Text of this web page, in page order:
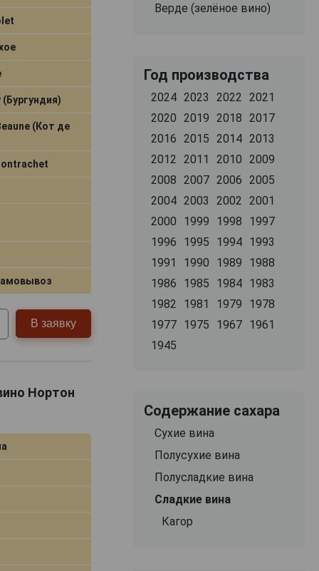
(Бургундия)
(Кот де
В заявку
Нортон
Верде (зелёное вино)
Год производства
2024 2023 2022
2021
2020
2019 2018
2017
2016
2015 2014 2013
2012
2011 2010
2009
2008
2007 2006
2005
2004 2003 2002
2001
2000
1999 1998
1997
1996
1995 1994 1993
1991
1990 1989
1988
1986
1985 1984 1983
1982
1981 1979
1978
1977 1975 1967 1961
1945
Содержание сахара
Сухие вина
Полусухие вина
Полусладкие вина
Сладкие вина
Кагор